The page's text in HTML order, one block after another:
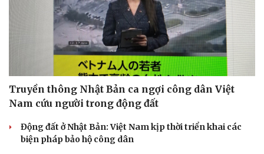
Truyền thông Nhật Bản ca ngợi công dân Việt
Nam cứu người trong động đất
Động đất ở Nhật Bản: Việt Nam kịp thời triển khai các
biện pháp bảo hộ công dân